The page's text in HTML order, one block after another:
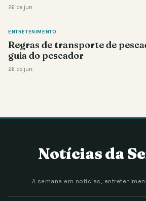
26 de jun.
ENTRETENIMENTO
Regras de transporte de
guia do pescador
26 de jun.
Notícias da
A semana em notícias,